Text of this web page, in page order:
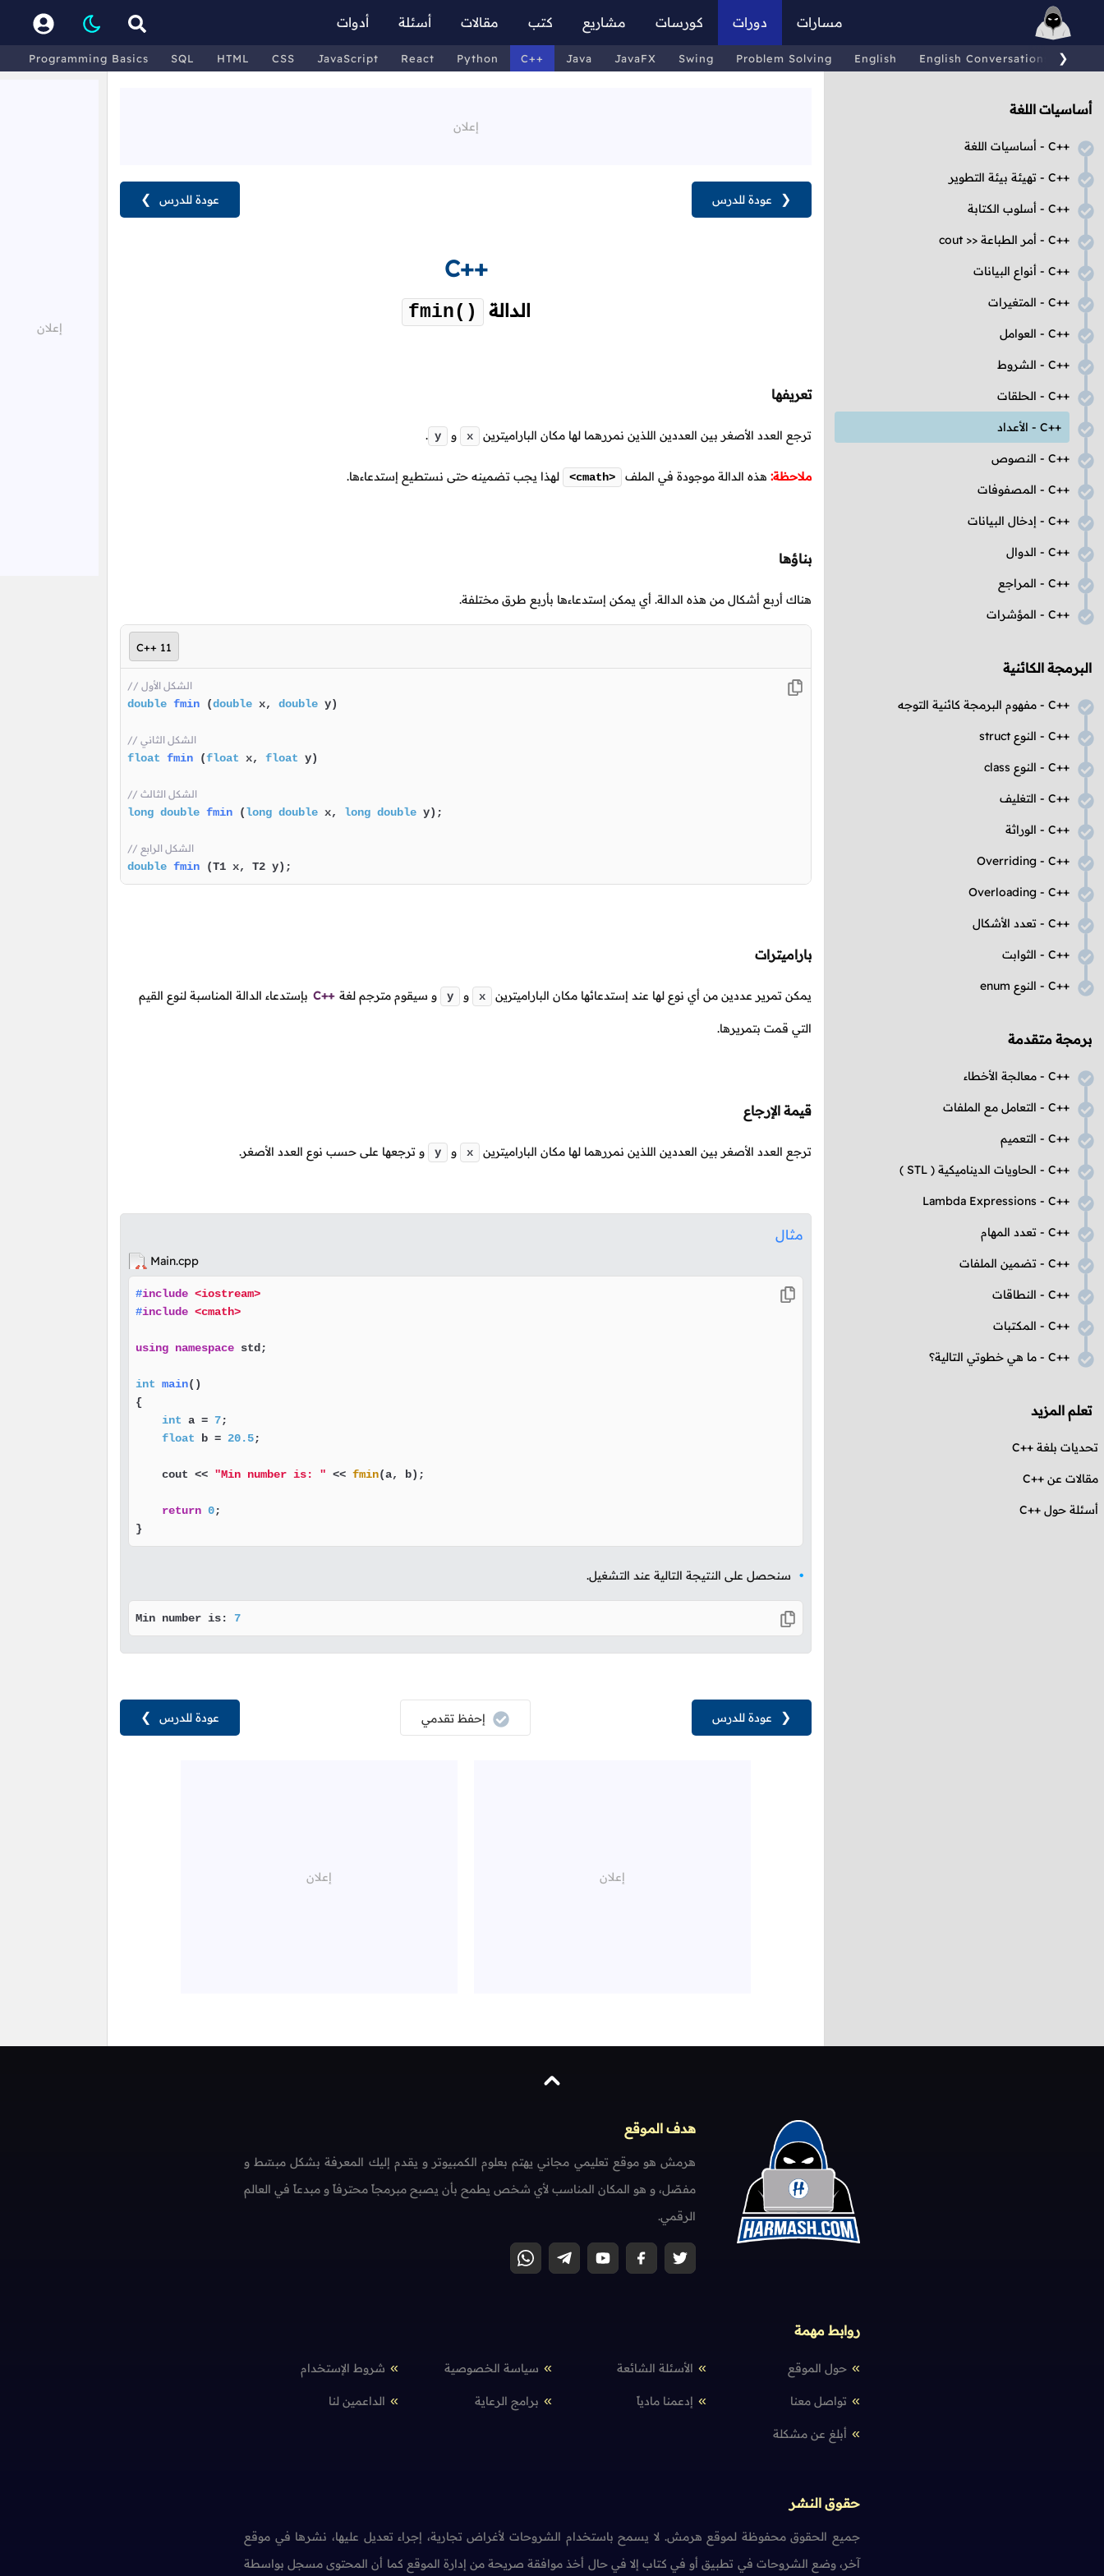
مسارات دورات كورسات مشاريع كتب مقالات أسئلة أدوات
Programming Basics SQL HTML CSS JavaScript React Python C++ Java JavaFX Swing Problem Solving English English Conversations ❯
أساسيات اللغة
C++ - أساسيات اللغة
C++ - تهيئة بيئة التطوير
C++ - أسلوب الكتابة
C++ - أمر الطباعة cout >>
C++ - أنواع البيانات
C++ - المتغيرات
C++ - العوامل
C++ - الشروط
C++ - الحلقات
C++ - الأعداد
C++ - النصوص
C++ - المصفوفات
C++ - إدخال البيانات
C++ - الدوال
C++ - المراجع
C++ - المؤشرات
البرمجة الكائنية
C++ - مفهوم البرمجة كائنية التوجه
C++ - النوع struct
C++ - النوع class
C++ - التغليف
C++ - الوراثة
C++
-
Overriding
C++
-
Overloading
C++ - تعدد الأشكال
C++ - الثوابت
C++ - النوع enum
برمجة متقدمة
C++ - معالجة الأخطاء
C++ - التعامل مع الملفات
C++ - التعميم
C++ - الحاويات الديناميكية ( STL
)
C++
-
Lambda Expressions
C++ - تعدد المهام
C++ - تضمين الملفات
C++ - النطاقات
C++ - المكتبات
C++ - ما هي خطوتي التالية؟
تعلم المزيد
تحديات بلغة C++
مقالات عن C++
أسئلة حول ++C
عودة للدرس ❯ ❮ عودة للدرس
C++
الدالة fmin()
تعريفها
ترجع العدد الأصغر بين العددين اللذين نمررهما لها مكان الباراميترين x و y
.
ملاحظة: هذه الدالة موجودة في الملف <cmath> لهذا يجب تضمينه حتى نستطيع إستدعاءها.
بناؤها
هناك أربع أشكال من هذه الدالة. أي يمكن إستدعاءها بأربع طرق مختلفة.
C++ 11
// الشكل الأول
double fmin (double x, double y)
// الشكل الثاني
float fmin (float x, float y)
// الشكل الثالث
long double fmin (long double x, long double y) ;
// الشكل الرابع
double fmin (T1 x, T2 y) ;
باراميترات
يمكن تمرير عددين من أي نوع لها عند إستدعائها مكان الباراميترين x و y و سيقوم مترجم لغة C++ بإستدعاء الدالة المناسبة لنوع القيم
التي قمت بتمريرها.
قيمة الإرجاع
ترجع العدد الأصغر بين العددين اللذين نمررهما لها مكان الباراميترين x و y و ترجعها على حسب نوع العدد الأصغر.
مثال
Main.cpp
#include <iostream>
#include <cmath>
using namespace std;
int main()
{
int a = 7;
float b = 20.5;
    cout <<
"Min number is: " << fmin(a, b);
return 0;
}
سنحصل على النتيجة التالية عند التشغيل.
Min number is: 7
عودة للدرس ❯ إحفظ تقدمي ❮ عودة للدرس
هدف الموقع
هرمش هو موقع تعليمي مجاني يهتم بعلوم الكمبيوتر و يقدم إليك المعرفة بشكل مبسّط و
مفصّل، و هو المكان المناسب لأي شخص يطمح بأن يصبح مبرمجاً محترفاً و مبدعاً في العالم
الرقمي.
روابط مهمة
حول الموقع الأسئلة الشائعة سياسة الخصوصية شروط الإستخدام
تواصل معنا إدعمنا مادياً برامج الرعاية الداعمين لنا
أبلغ عن مشكلة
حقوق النشر
جميع الحقوق محفوظة لموقع هرمش. لا يسمح باستخدام الشروحات لأغراض تجارية، إجراء تعديل عليها، نشرها في موقع
آخر، وضع الشروحات في تطبيق أو في كتاب إلا في حال أخذ موافقة صريحة من إدارة الموقع كما أن المحتوى مسجل بواسطة